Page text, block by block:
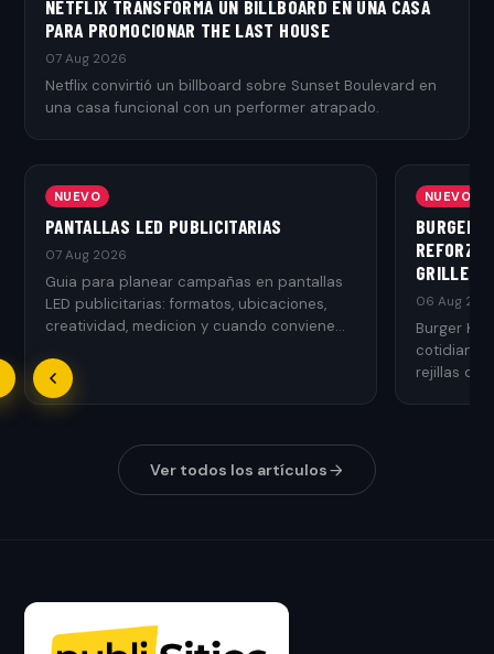
NETFLIX TRANSFORMA UN BILLBOARD EN UNA CASA
PARA PROMOCIONAR THE LAST HOUSE
07 Aug 2026
Netflix convirtió un billboard sobre Sunset Boulevard en
una casa funcional con un performer atrapado.
NUEVO
PANTALLAS LED PUBLICITARIAS
07 Aug 2026
Guia para planear campañas en pantallas
LED publicitarias: formatos, ubicaciones,
creatividad, medicion y cuando conviene
NUEVO
BURGER
GRILLED
06 Aug
Burger
rejillas de
Ver todos los artículos